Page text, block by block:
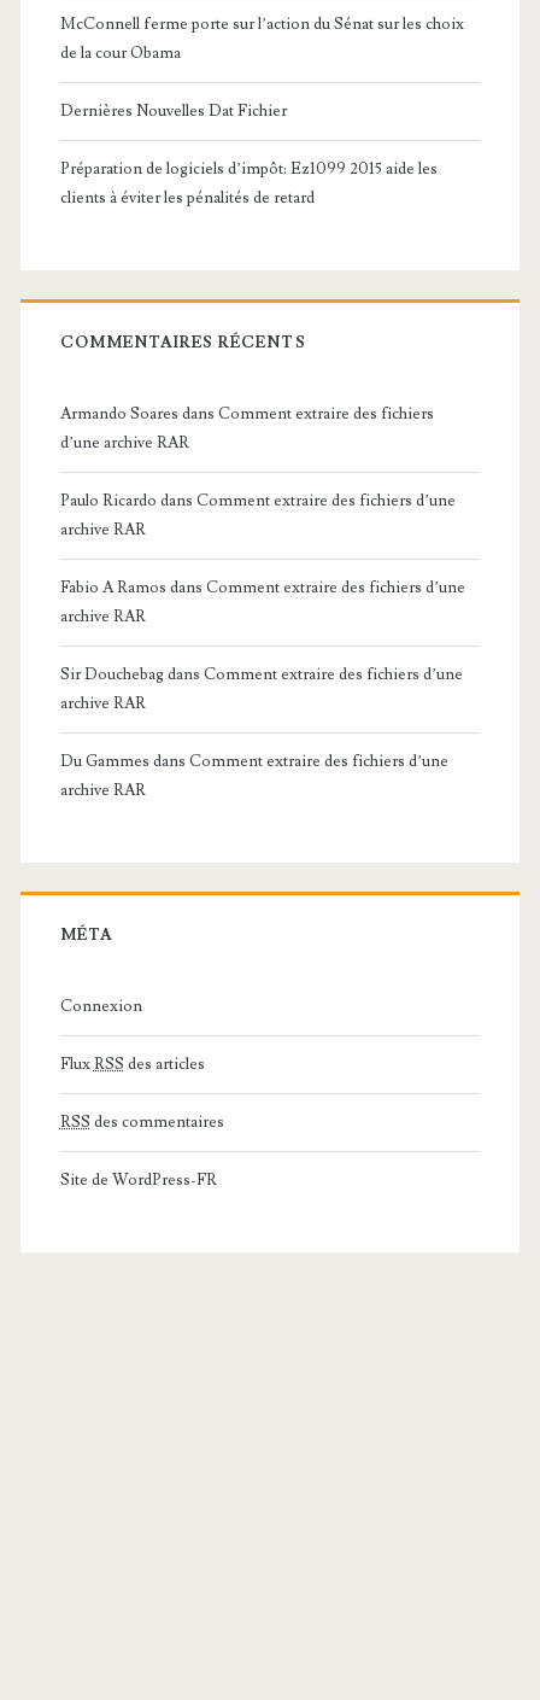
McConnell ferme porte sur l’action du Sénat sur les choix
de la cour Obama
Dernières Nouvelles Dat Fichier
Préparation de logiciels d’impôt: Ez1099 2015 aide les
clients à éviter les pénalités de retard
COMMENTAIRES RÉCENTS
Armando Soares dans Comment extraire des fichiers
d’une archive RAR
Paulo Ricardo dans Comment extraire des fichiers d’une
archive RAR
Fabio A Ramos dans Comment extraire des fichiers d’une
archive RAR
Sir Douchebagdans Comment extraire des fichiers d’une
archive RAR
Du Gammes dans Comment extraire des fichiers d’une
archive RAR
MÉTA
Connexion
FluxRSS des articles
RSS des commentaires
Site de WordPress-FR